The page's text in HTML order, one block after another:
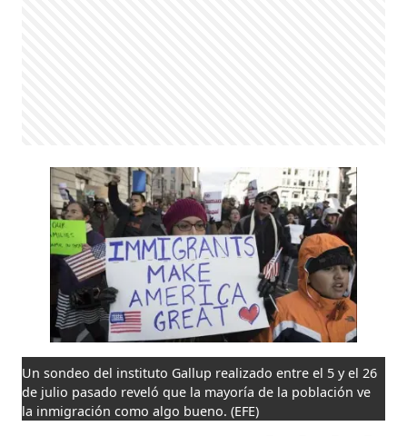
Un sondeo del instituto Gallup realizado entre el 5 y el 26
de julio pasado reveló que la mayoría de la población ve
la inmigración como algo bueno. (EFE)